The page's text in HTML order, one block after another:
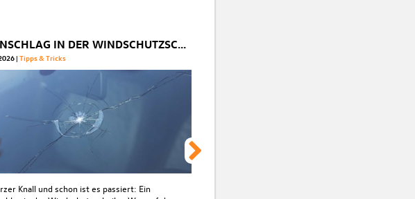
STEINSCHLAG IN DER WINDSCHUTZSCHEIBE: SOFORTMAßNAHMEN & REPARATURTIPPS
Tipps & Tricks
Knall und schon ist es passiert: Ein